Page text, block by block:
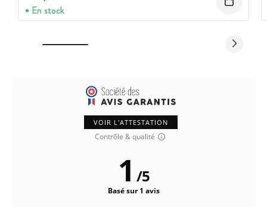
En stock
VOIR L'ATTESTATION
Contrôle & qualité
1 /5
Basé sur 1 avis